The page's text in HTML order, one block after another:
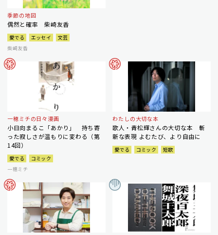
季節の地図
偶然と確率 柴崎友香
愛でる エッセイ
文芸
柴崎友香
一穂ミチの日々漫画
小日向まるこ「あかり」 持ち寄
った寂しさが温もりに変わる（第
14回）
愛でる
コミック
一穂ミチ
わたしの大切な本
歌人・青松輝さんの大切な本 斬
新な表現 よむたび、より自由に
愛でる コミック 短歌